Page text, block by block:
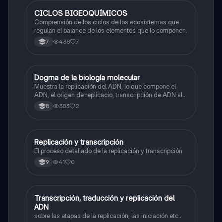
Biologia
CICLOS BIGEOQUÍMICOS
Comprensión de los ciclos de los ecosistemas que
regulan el balance de los elementos que lo componen.
7 438 7
Biologia
Dogma de la biología molecular
Muestra la replicación del ADN, lo que compone el
ADN, el origen de replicacio, transcripción de ADN al
ARN y traducción de ARN a proteína.
8 383 2
Biologia
Replicación y transcripción
El proceso detallado de la replicación y transcripción
9 41 0
Biologia
Transcripción, traducción y replicación del
ADN
sobre las etapas de la replicación, las iniciación etc..